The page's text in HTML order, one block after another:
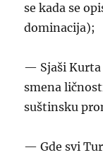
se kada se
dominacija);
— Sjaši Kurta
smena
suštinsku
— Gde svi